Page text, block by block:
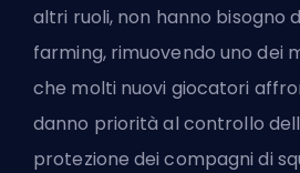
altri ruoli, non hanno bisogno
farming, rimuovendo uno dei
che molti nuovi giocatori
danno priorità al controllo
protezione dei compagni di